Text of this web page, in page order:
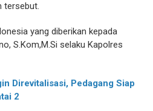
tersebut.
yang diberikan kepada
S.Kom,M.Si selaku Kapolres
Direvitalisasi, Pedagang Siap
2